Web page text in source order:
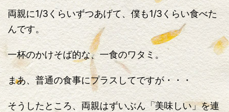
両親に1/3くらいずつあげて、僕も1/3くらい食べた
んです。
一杯のかけそば的な、一食のワタミ。
まあ、普通の食事にプラスしてですが・・・
そうしたところ、両親はずいぶん「美味しい」を連